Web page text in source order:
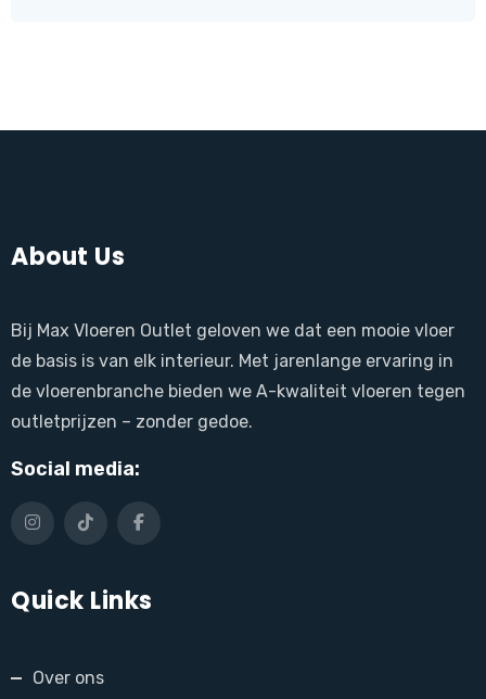
About Us
Bij Max Vloeren Outlet geloven we dat een mooie vloer
de basis is van elk interieur. Met jarenlange ervaring in
de vloerenbranche bieden we A-kwaliteit vloeren tegen
outletprijzen – zonder gedoe.
Social media:
Quick Links
Over ons